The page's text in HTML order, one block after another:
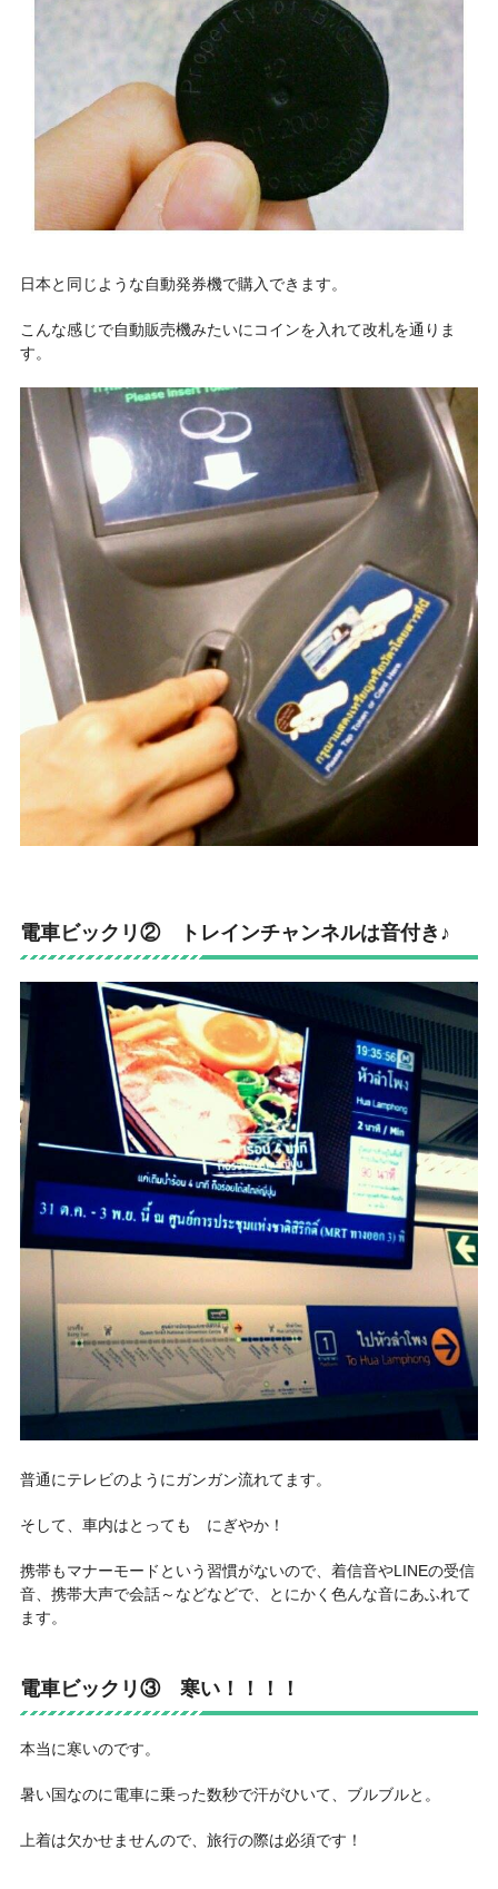
日本と同じような自動発券機で購入できます。
こんな感じで自動販売機みたいにコインを入れて改札を通りま
す。
電車ビックリ② トレインチャンネルは音付き♪
普通にテレビのようにガンガン流れてます。
そして、車内はとっても にぎやか！
携帯もマナーモードという習慣がないので、着信音やLINEの受信
音、携帯大声で会話～などなどで、とにかく色んな音にあふれて
ます。
電車ビックリ③ 寒い！！！！
本当に寒いのです。
暑い国なのに電車に乗った数秒で汗がひいて、ブルブルと。
上着は欠かせませんので、旅行の際は必須です！